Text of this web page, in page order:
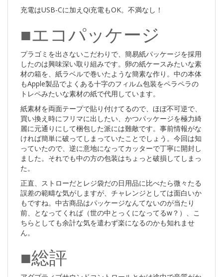
充電はUSB-Cに加えQi充電もOK。不満なし！
■エコパッケージ
プラゴミを出さないこだわりで、簡易紙パッケージを採用
したのは興味深い取り組みです。卵の紙ケースみたいな素
材の箱を、紙ラベルで巻いたような簡素な作り。中の本体
もApple製品でよくある十字のフィルム包装をペラペラの
トレペみたいな素材の紙で代用しています。
紙素材を両面テープで貼り付けてるので、ほぼ不可逆で、
買い換え時にフリマに出したい、かつパッケージを極力綺
麗に元通りにして梱包した派には難敵です。事前情報がな
ければ簡単に破ってしまっていたことでしょう。今回は知
っていたので、逆に意地になってカッターで丁寧に開封し
ました。それでも中の方の包装はちょっと破損してしまっ
た。
正直、ストローだとレジ袋だの日用品に比べたら微々たる
誤差の範疇な気がしますが、チャレンジとしては面白いか
もですね。中古商品はパッケージなんてないのが当たり
前、となってくれば（世の中とっくになってるw？）、こ
ちらとしても余計な気を遣わず楽になるのかも知れませ
ん。
■総評